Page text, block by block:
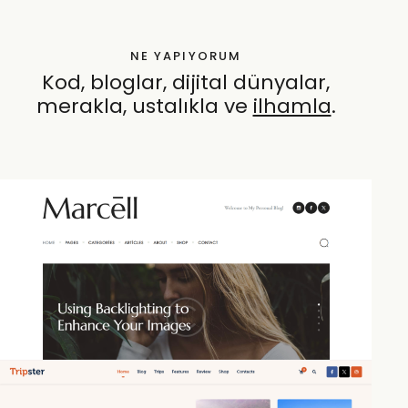
NE YAPIYORUM
Kod, bloglar, dijital dünyalar,
merakla, ustalıkla veö.